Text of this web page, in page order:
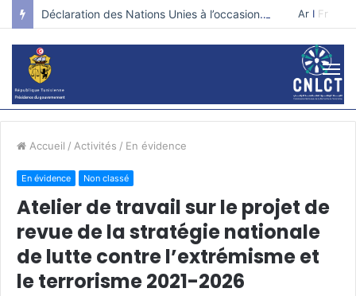
Déclaration des Nations Unies à l’occasion de la journée internationale pour la prévention de l’extrémisme violent qui conduit au terrorisme. Ar I Fr
Accueil / Activités / En évidence
En évidence Non classé
Atelier de travail sur le projet de
revue de la stratégie nationale
de lutte contre l’extrémisme et
le terrorisme 2021-2026